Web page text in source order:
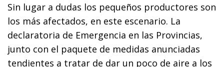
Sin lugar a dudas los pequeños productores son
los más afectados, en este escenario. La
declaratoria de Emergencia en las Provincias,
junto con el paquete de medidas anunciadas
tendientes a tratar de dar un poco de aire a los